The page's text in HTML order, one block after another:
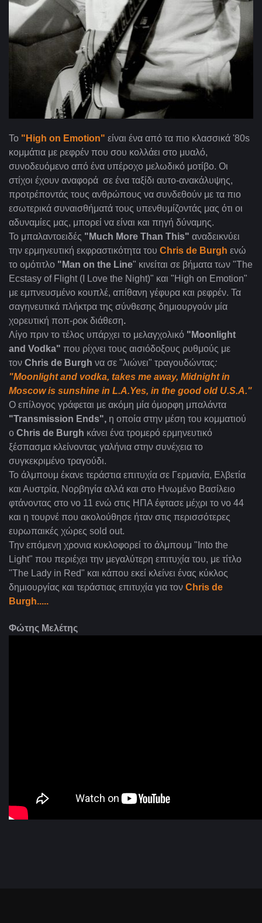
To "High on Emotion" είναι ένα από τα πιο κλασσικά '80s
κομμάτια με ρεφρέν που σου κολλάει στο μυαλό,
συνοδευόμενο από ένα υπέροχο μελωδικό μοτίβο. Oι
στίχοι έχουν αναφορά σε ένα ταξίδι αυτο-ανακάλυψης,
προτρέποντάς τους ανθρώπους να συνδεθούν με τα πιο
εσωτερικά συναισθήματά τους υπενθυμίζοντάς μας ότι οι
αδυναμίες μας, μπορεί να είναι και πηγή δύναμης.
Το μπαλαντοειδές "Much More Than This" αναδεικνύει
την ερμηνευτική εκφραστικότητα του Chris de Burgh ενώ
το ομότιτλο "Man on the Line" κινείται σε βήματα των "The
Ecstasy of Flight (I Love the Night)" και "High on Emotion"
με εμπνευσμένο κουπλέ, απίθανη γέφυρα και ρεφρέν. Τα
σαγηνευτικά πλήκτρα της σύνθεσης δημιουργούν μία
χορευτική ποπ-ροκ διάθεση.
Λίγο πριν το τέλος υπάρχει το μελαγχολικό "Moonlight
and Vodka" που ρίχνει τους αισιόδοξους ρυθμούς με
τον Chris de Burgh να σε "λιώνει" τραγουδώντας:
"Moonlight and vodka, takes me away, Midnight in
Moscow is sunshine in L.A.Yes, in the good old U.S.A."
Ο επίλογος γράφεται με ακόμη μία όμορφη μπαλάντα
"Transmission Ends", η οποία στην μέση του κομματιού
ο Chris de Burgh κάνει ένα τρομερό ερμηνευτικό
ξέσπασμα κλείνοντας γαλήνια στην συνέχεια το
συγκεκριμένο τραγούδι.
Το άλμπουμ έκανε τεράστια επιτυχία σε Γερμανία, Ελβετία
και Αυστρία, Νορβηγία αλλά και στο Ηνωμένο Βασίλειο
φτάνοντας στο νο 11 ενώ στις ΗΠΑ έφτασε μέχρι το νο 44
και η τουρνέ που ακολούθησε ήταν στις περισσότερες
ευρωπαικές χώρες sold out.
Την επόμενη χρονια κυκλοφορεί το άλμπουμ "Ιnto the
Light" που περιέχει την μεγαλύτερη επιτυχία του, με τίτλο
"The Lady in Red" και κάπου εκεί κλείνει ένας κύκλος
δημιουργίας και τεράστιας επιτυχία για τον Chris de
Burgh.....
Φώτης Μελέτης